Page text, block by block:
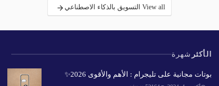
View all التسويق بالذكاء الاصطناعي
الأكثر شهرة
بوتات مجانية على تليجرام : الأهم والأقوى 2026✨️